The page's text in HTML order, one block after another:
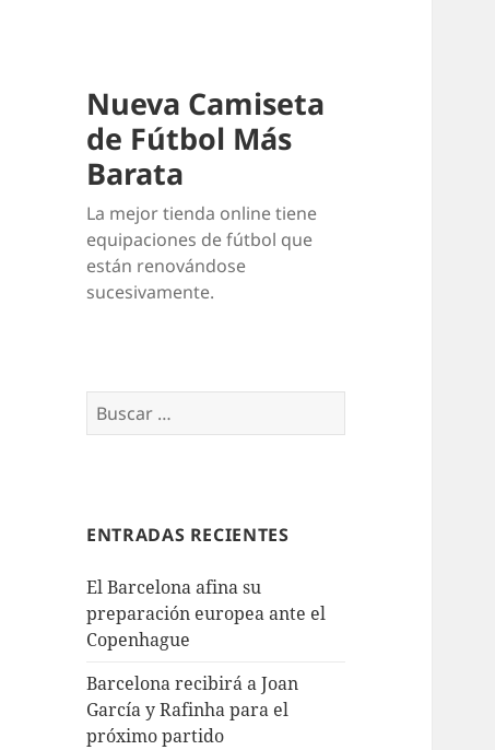
Nueva Camiseta
de Fútbol Más
Barata
La mejor tienda online tiene
equipaciones de fútbol que
están renovándose
sucesivamente.
Buscar:
ENTRADAS RECIENTES
El Barcelona afina su
preparación europea ante el
Copenhague
Barcelona recibirá a Joan
García y Rafinha para el
próximo partido